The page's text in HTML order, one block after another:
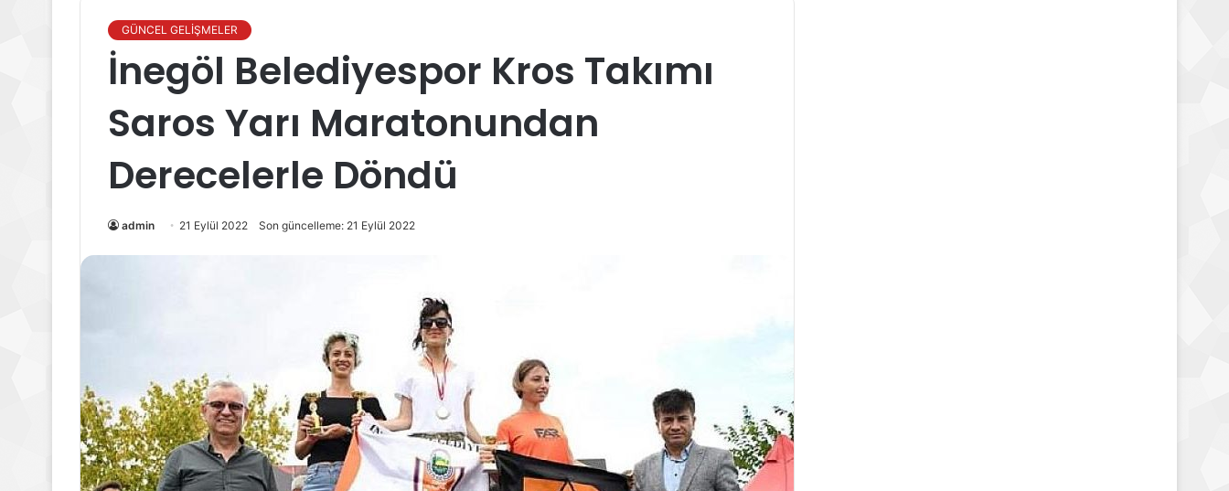
GÜNCEL GELİŞMELER
İnegöl Belediyespor Kros Takımı
Saros Yarı Maratonundan
Derecelerle Döndü
admin 21 Eylül 2022 Son güncelleme: 21 Eylül 2022